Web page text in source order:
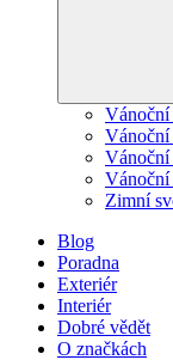
Vánoční
Vánoční
Vánoční
Vánoční
Zimní
Blog
Poradna
Exteriér
Interiér
Dobré vědět
O značkách